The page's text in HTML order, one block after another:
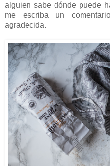
alguien sabe dónde puede
me escriba un
agradecida.